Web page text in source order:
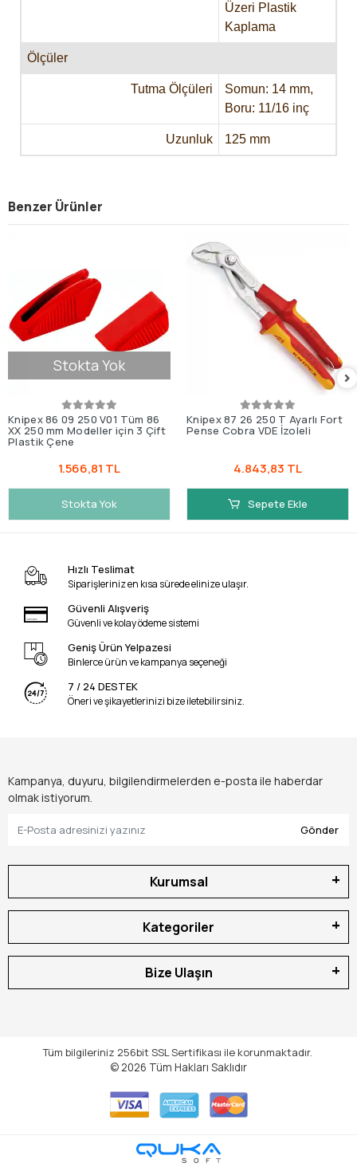
Üzeri Plastik
Kaplama
Ölçüler
Tutma Ölçüleri
Somun: 14 mm,
Boru: 11/16 inç
Uzunluk 125 mm
Benzer Ürünler
Stokta Yok
Knipex 86 09 250 V01 Tüm 86
XX 250 mm Modeller için 3 Çift
Plastik Çene
1.566,81 TL
Stokta Yok
Knipex 87 26 250 T Ayarlı Fort
Pense Cobra VDE İzoleli
4.843,83 TL
Sepete Ekle
Hızlı Teslimat
Siparişleriniz en kısa sürede elinize ulaşır.
Güvenli Alışveriş
Güvenli ve kolay ödeme sistemi
Geniş Ürün Yelpazesi
Binlerce ürün ve kampanya seçeneği
7 / 24 DESTEK
Öneri ve şikayetlerinizi bize iletebilirsiniz.
Kampanya, duyuru, bilgilendirmelerden e-posta ile haberdar
olmak istiyorum.
Gönder
Kurumsal
Kategoriler
Bize Ulaşın
Tüm bilgileriniz 256bit SSL Sertifikası ile korunmaktadır.
© 2026 Tüm Hakları Saklıdır